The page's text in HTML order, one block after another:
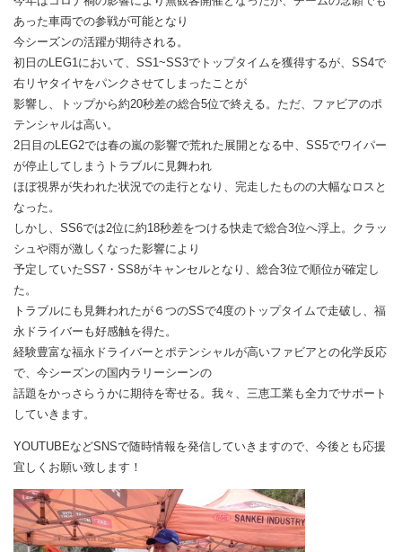
あった車両での参戦が可能となり
今シーズンの活躍が期待される。
初日のLEG1において、SS1~SS3でトップタイムを獲得するが、SS4で
右リヤタイヤをパンクさせてしまったことが
影響し、トップから約20秒差の総合5位で終える。ただ、ファビアのポ
テンシャルは高い。
2日目のLEG2では春の嵐の影響で荒れた展開となる中、SS5でワイパー
が停止してしまうトラブルに見舞われ
ほぼ視界が失われた状況での走行となり、完走したものの大幅なロスと
なった。
しかし、SS6では2位に約18秒差をつける快走で総合3位へ浮上。クラッ
シュや雨が激しくなった影響により
予定していたSS7・SS8がキャンセルとなり、総合3位で順位が確定し
た。
トラブルにも見舞われたが６つのSSで4度のトップタイムで走破し、福
永ドライバーも好感触を得た。
経験豊富な福永ドライバーとポテンシャルが高いファビアとの化学反応
で、今シーズンの国内ラリーシーンの
話題をかっさらうかに期待を寄せる。我々、三恵工業も全力でサポート
していきます。
YOUTUBEなどSNSで随時情報を発信していきますので、今後とも応援
宜しくお願い致します！